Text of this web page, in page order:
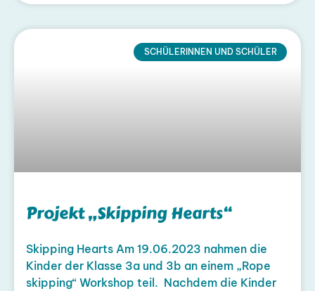
SCHÜLERINNEN UND SCHÜLER
Projekt „Skipping Hearts“
Skipping Hearts Am 19.06.2023 nahmen die
Kinder der Klasse 3a und 3b an einem „Rope
skipping“ Workshop teil. Nachdem die Kinder